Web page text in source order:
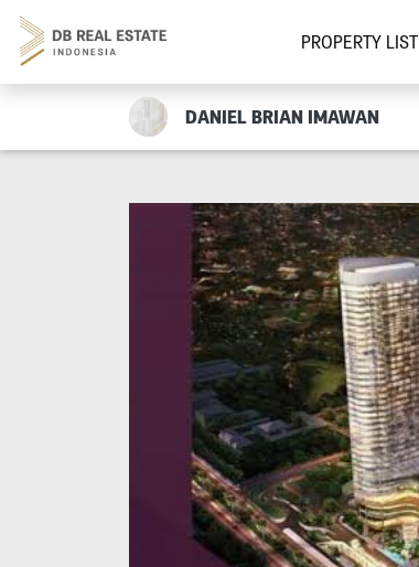
PROPERTY LIST
DANIEL BRIAN IMAWAN